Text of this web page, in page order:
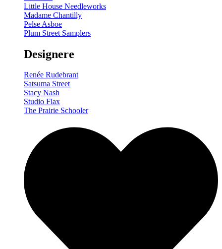
Little House Needleworks
Madame Chantilly
Pelse Asboe
Plum Street Samplers
Designere
Renée Rudebrant
Satsuma Street
Stacy Nash
Studio Flax
The Prairie Schooler